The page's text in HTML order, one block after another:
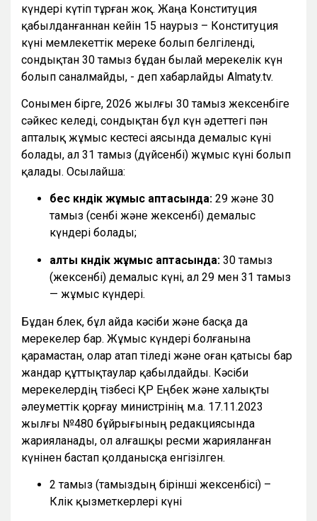
күндері күтіп тұрған жоқ. Жаңа Конституция
қабылданғаннан кейін 15 наурыз – Конституция
күні мемлекеттік мереке болып белгіленді,
сондықтан 30 тамыз бұдан былай мерекелік күн
болып саналмайды, - деп хабарлайды Almaty.tv.
Сонымен бірге, 2026 жылғы 30 тамыз жексенбіге
сәйкес келеді, сондықтан бұл күн әдеттегі пән
апталық жұмыс кестесі аясында демалыс күні
болады, ал 31 тамыз (дүйсенбі) жұмыс күні болып
қалады. Осылайша:
бес күндік жұмыс аптасында: 29 және 30
тамыз (сенбі және жексенбі) демалыс
күндері болады;
алты күндік жұмыс аптасында: 30 тамыз
(жексенбі) демалыс күні, ал 29 мен 31 тамыз
— жұмыс күндері.
Бұдан бөлек, бұл айда кәсіби және басқа да
мерекелер бар. Жұмыс күндері болғанына
қарамастан, олар атап өтіледі және оған қатысы бар
жандар құттықтаулар қабылдайды. Кәсіби
мерекелердің тізбесі ҚР Еңбек және халықты
әлеуметтік қорғау министрінің м.а. 17.11.2023
жылғы №480 бұйрығының редакциясында
жарияланады, ол алғашқы ресми жарияланған
күнінен бастап қолданысқа енгізілген.
2 тамыз (тамыздың бірінші жексенбісі) –
Көлік қызметкерлері күні